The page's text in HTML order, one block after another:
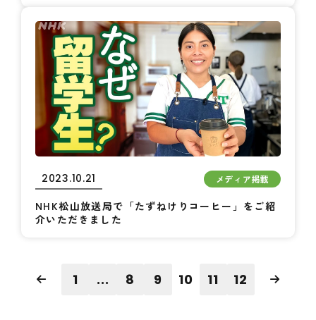
2023.10.21 メディア掲載
NHK松山放送局で「たずねけりコーヒー」をご紹
介いただきました
1 ... 8 9 10 11 12